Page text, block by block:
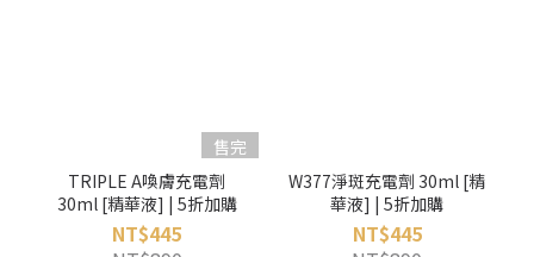
售完
TRIPLE A喚膚充電劑
30ml [精華液] | 5折加購
NT$445
W377淨斑充電劑 30ml [精
華液] | 5折加購
NT$445